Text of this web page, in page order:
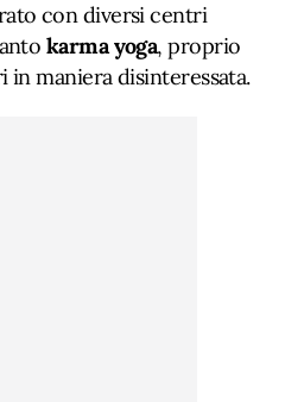
con diversi centri
karma yoga, proprio
maniera disinteressata.